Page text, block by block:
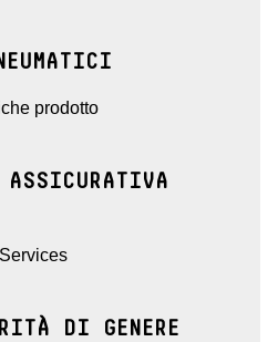
prodotto
ASSICURATIVA
DI GENERE